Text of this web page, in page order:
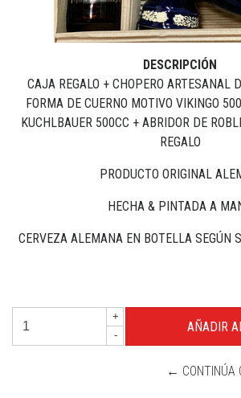
DESCRIPCIÓN
CAJA REGALO + CHOPERO ARTESANAL
FORMA DE CUERNO MOTIVO VIKINGO
KUCHLBAUER 500CC + ABRIDOR DE
REGALO
PRODUCTO ORIGINAL
HECHA & PINTADA A
CERVEZA ALEMANA EN BOTELLA SEGÚN
+
-
← CONTINÚA